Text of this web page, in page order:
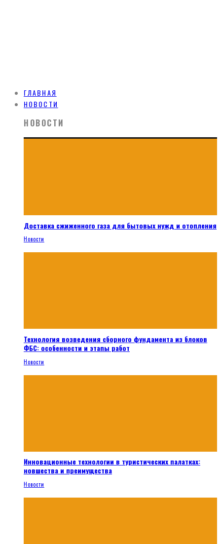
ГЛАВНАЯ
НОВОСТИ
НОВОСТИ
Доставка сжиженного газа для бытовых нужд и отопления
Новости
Технология возведения сборного фундамента из блоков
ФБС: особенности и этапы работ
Новости
Инновационные технологии в туристических палатках:
новшества и преимущества
Новости